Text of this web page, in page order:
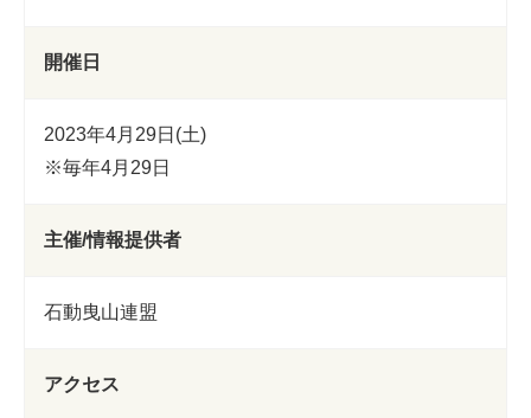
開催日
2023年4月29日(土)
※毎年4月29日
主催/情報提供者
石動曳山連盟
アクセス